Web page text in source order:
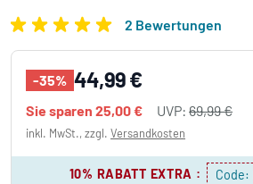
2 Bewertungen
-35% 44,99 €
Sie sparen 25,00 € UVP: 69,99 €
inkl. MwSt., zzgl. Versandkosten
10% RABATT EXTRA : Code: